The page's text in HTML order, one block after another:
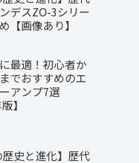
デスZO-3シリー
【画像あり】
最適！初心者か
でおすすめのエ
アンプ7選
】
歴史と進化】歴代